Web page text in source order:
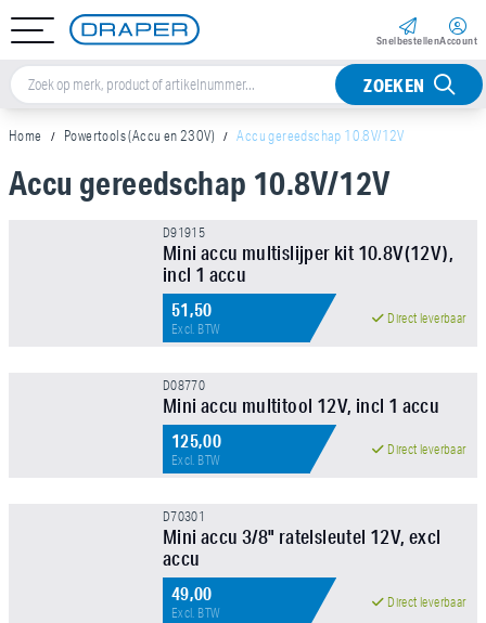
Snel­bestellenAccount
ZOEKEN
Home Powertools (Accu en 230V) Accu gereedschap 10.8V/12V
Sorteer op
Accu gereedschap 10.8V/12V
D91915
Mini accu multislijper kit 10.8V(12V),
incl 1 accu
51,50
Excl. BTW
Direct leverbaar
D08770
Mini accu multitool 12V, incl 1 accu
125,00
Excl. BTW
Direct leverbaar
D70301
Mini accu 3/8" ratelsleutel 12V, excl
accu
49,00
Excl. BTW
Direct leverbaar